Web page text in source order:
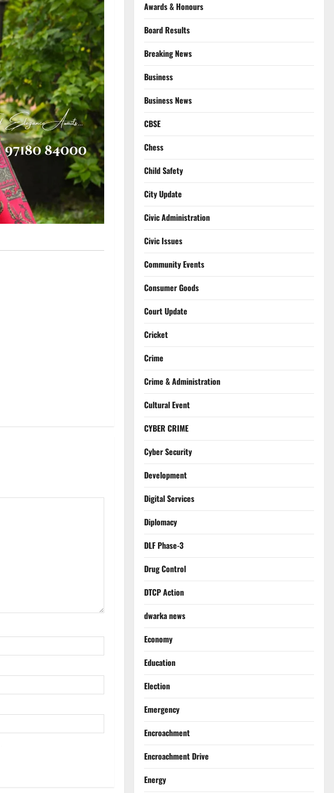
Awards & Honours
Board Results
Breaking News
Business
Business News
CBSE
Chess
Child Safety
City Update
Civic Administration
Civic Issues
Community Events
Consumer Goods
Court Update
Cricket
Crime
Crime & Administration
Cultural Event
CYBER CRIME
Cyber Security
Development
Digital Services
Diplomacy
DLF Phase-3
Drug Control
DTCP Action
dwarka news
Economy
Education
Election
Emergency
Encroachment
Encroachment Drive
Energy